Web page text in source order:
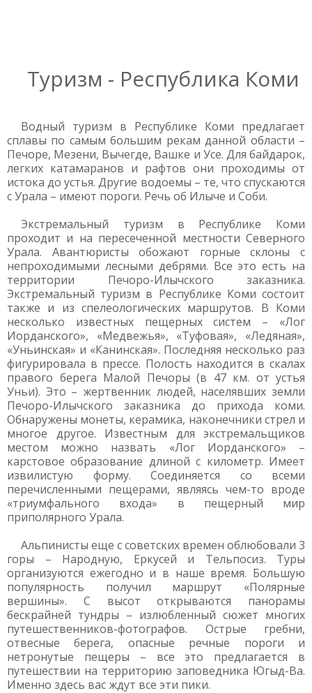
Туризм - Республика Коми
Водный туризм в Республике Коми предлагает
сплавы по самым большим рекам данной области –
Печоре, Мезени, Вычегде, Вашке и Усе. Для байдарок,
легких катамаранов и рафтов они проходимы от
истока до устья. Другие водоемы – те, что спускаются
с Урала – имеют пороги. Речь об Илыче и Соби.
Экстремальный туризм в Республике Коми
проходит и на пересеченной местности Северного
Урала. Авантюристы обожают горные склоны с
непроходимыми лесными дебрями. Все это есть на
территории Печоро-Илычского заказника.
Экстремальный туризм в Республике Коми состоит
также и из спелеологических маршрутов. В Коми
несколько известных пещерных систем – «Лог
Иорданского», «Медвежья», «Туфовая», «Ледяная»,
«Уньинская» и «Канинская». Последняя несколько раз
фигурировала в прессе. Полость находится в скалах
правого берега Малой Печоры (в 47 км. от устья
Уньи). Это – жертвенник людей, населявших земли
Печоро-Илычского заказника до прихода коми.
Обнаружены монеты, керамика, наконечники стрел и
многое другое. Известным для экстремальщиков
местом можно назвать «Лог Иорданского» –
карстовое образование длиной с километр. Имеет
извилистую форму. Соединяется со всеми
перечисленными пещерами, являясь чем-то вроде
«триумфального входа» в пещерный мир
приполярного Урала.
Альпинисты еще с советских времен облюбовали 3
горы – Народную, Еркусей и Тельпосиз. Туры
организуются ежегодно и в наше время. Большую
популярность получил маршрут «Полярные
вершины». С высот открываются панорамы
бескрайней тундры – излюбленный сюжет многих
путешественников-фотографов. Острые гребни,
отвесные берега, опасные речные пороги и
нетронутые пещеры – все это предлагается в
путешествии на территорию заповедника Югыд-Ва.
Именно здесь вас ждут все эти пики.